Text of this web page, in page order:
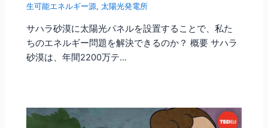
生可能エネルギー源,太陽光発電所
サハラ砂漠に太陽光パネルを設置することで、私た
ちのエネルギー問題を解決できるのか？ 概要 サハラ
砂漠は、年間2200万テ…